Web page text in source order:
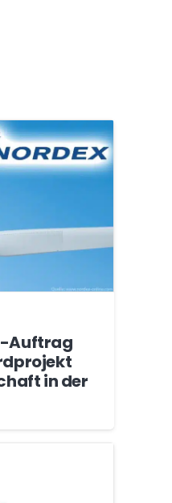
Auftrag
in der